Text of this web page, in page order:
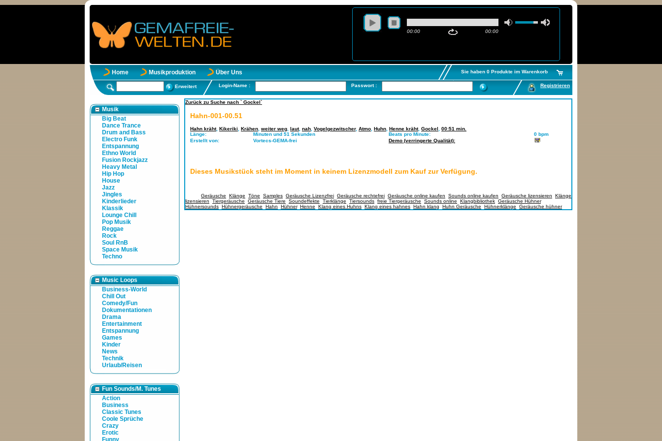
00:00 00:00
Home Musikproduktion Über Uns Sie haben 0 Produkte im Warenkorb
Erweitert Login-Name : Passwort : Registrieren
Musik
Big Beat
Dance Trance
Drum and Bass
Electro Funk
Entspannung
Ethno World
Fusion Rockjazz
Heavy Metal
Hip Hop
House
Jazz
Jingles
Kinderlieder
Klassik
Lounge Chill
Pop Musik
Reggae
Rock
Soul RnB
Space Musik
Techno
Music Loops
Business-World
Chill Out
Comedy/Fun
Dokumentationen
Drama
Entertainment
Entspannung
Games
Kinder
News
Technik
Urlaub/Reisen
Fun Sounds/M. Tunes
Action
Business
Classic Tunes
Coole Sprüche
Crazy
Erotic
Funny
Zurück zu Suche nach ` Gockel`
Hahn-001-00.51
Hahn kräht, Kikeriki Krähen weiter weg laut, nah Vogelgezwitscher, Atmo Huhn Henne kräht, Gockel
00:51 min.
Länge:
Minuten und 51 Sekunden Beats pro Minute:
0 bpm
Erstellt von:
Vortecs-GEMA-frei Demo (verringerte Qualität):
Dieses Musikstück steht im Moment in keinem Lizenzmodell zum Kauf zur Verfügung.
Geräusche Klänge Töne Samples Geräusche Lizenzfrei Geräusche rechtefrei Geräusche online kaufen Sounds online kaufen Geräusche lizensieren
Klänge
lizensieren
Tiergeräusche Geräusche Tiere Soundeffekte Tierklänge Tiersounds freie Tiergeräusche Sounds online Klangbibliothek Geräusche Hühner,
Hühnersounds Hühnergeräusche Hahn Hühner, Henne Klang eines Huhns Klang eines hahnes Hahn klang Huhn Geräusche Hühnerklänge Geräusche hühner